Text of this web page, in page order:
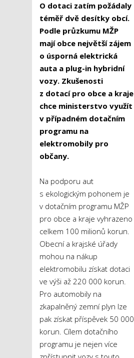
O dotaci zatím požádaly
téměř dvě desítky obcí.
Podle průzkumu MŽP
mají obce největší zájem
o úsporná elektrická
auta a plug-in hybridní
vozy. Zkušenosti
z dotací pro obce a kraje
chce ministerstvo využít
v případném dotačním
programu na
elektromobily pro
občany.
Na podporu aut
s ekologickým pohonem je
v dotačním programu MŽP
pro obce a kraje vyhrazeno
celkem 100 milionů korun.
Obecní a krajské úřady
mohou na nákup
elektromobilu získat dotaci
ve výši až 220 000 korun.
Pro automobily na
zkapalněný zemní plyn lze
pak získat příspěvek 50 000
korun. Cílem dotačního
programu je nejen více